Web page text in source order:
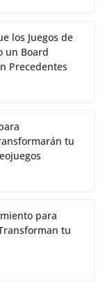
los Juegos de
un Board
Precedentes
tu
para
tu